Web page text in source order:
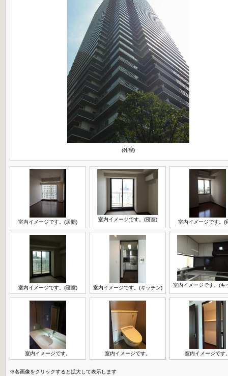
(外観)
室内イメージです。(居間) 室内イメージです。(寝室) 室内イメージです。(
室内イメージです。(寝室) 室内イメージです。(キッチン) 室内イメージです。(キ
室内イメージです。 室内イメージです。 室内イメージです
※各画像をクリックすると拡大して表示します